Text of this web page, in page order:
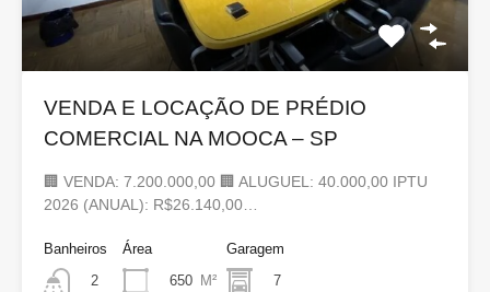
VENDA E LOCAÇÃO DE PRÉDIO
COMERCIAL NA MOOCA – SP
🏢 VENDA: 7.200.000,00 🏢 ALUGUEL: 40.000,00 IPTU
2026 (ANUAL): R$26.140,00…
Banheiros
2
Área
650 M²
Garagem
7